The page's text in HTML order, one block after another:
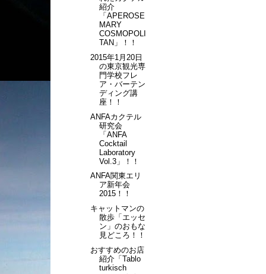
紹介
「APEROSE
MARY
COSMOPOLI
TAN」！！
2015年1月20日
の東京観光専
門学校フレ
ア・バーテン
ディング講
座！！
ANFAカクテル
研究会
「ANFA
Cocktail
Laboratory
Vol.3」！！
ANFA関東エリ
ア新年会
2015！！
キャットマンの
散歩「エッセ
ン」のおもな
見どころ！！
おすすめのお店
紹介「Tablo
turkisch